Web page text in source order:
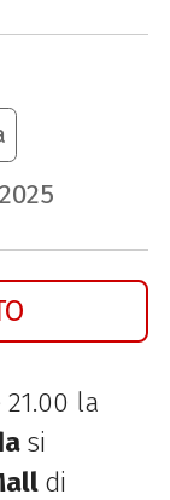
2025
la
si
di